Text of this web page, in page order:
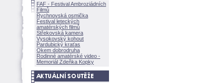
FAF - Festival Ambroziádních
Filmů
Rychnovská osmička
Festival leteckých
amatérských filmů
Střekovská kamera
Vysokovský kohout
Pardubický kraťas
Okem dobrodruha
Rodinné amatérské video -
Memoriál Zdeňka Kopky